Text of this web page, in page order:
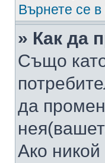
Върнете се в
» Как да
Също
да
Ако